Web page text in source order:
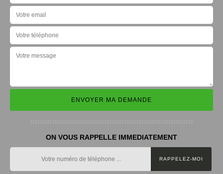
ON VOUS RAPPELLE IMMEDIATEMENT